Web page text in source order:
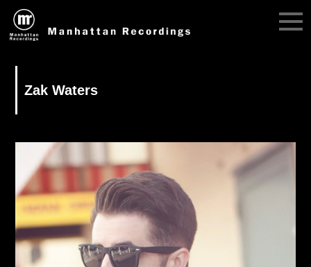
Zak Waters